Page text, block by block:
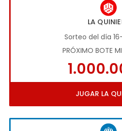
LA
Sorteo del día
PRÓXIMO BOTE
JUGAR LA